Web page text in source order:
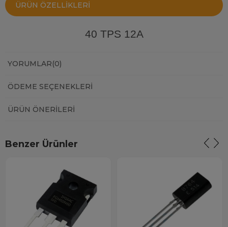
ÜRÜN ÖZELLIKLERI
40 TPS 12A
YORUMLAR(0)
ÖDEME SEÇENEKLERI
ÜRÜN ÖNERILERI
Benzer Ürünler